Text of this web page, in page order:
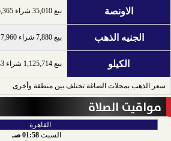
الاونصة بيع 35,010 شراء 35,365
الجنيه الذهب بيع 7,880 شراء 7,960
الكيلو بيع 1,125,714 شراء 1,137,143
سعر الذهب بمحلات الصاغة تختلف بين منطقة وأخرى
مواقيت الصلاة
السبت 01:58 صـ